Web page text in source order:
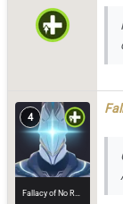
4
Fallacy of No Return